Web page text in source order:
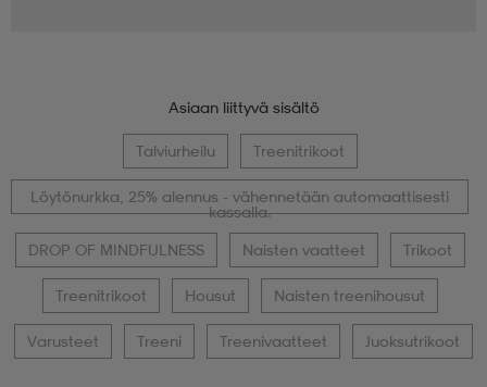
Asiaan liittyvä sisältö
Talviurheilu Treenitrikoot
Löytönurkka, 25% alennus - vähennetään automaattisesti
kassalla.
DROP OF MINDFULNESS Naisten vaatteet Trikoot
Treenitrikoot Housut Naisten treenihousut
Varusteet Treeni Treenivaatteet Juoksutrikoot